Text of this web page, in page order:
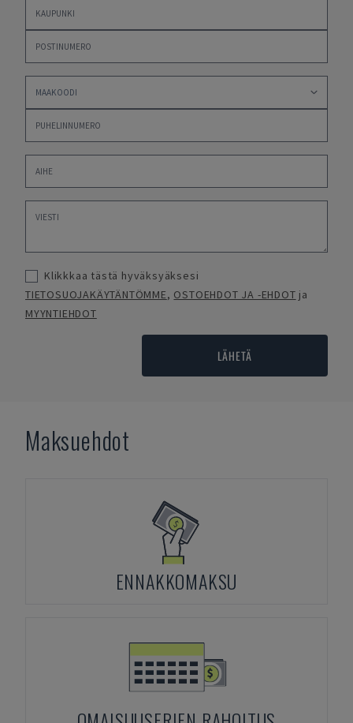
Klikkkaa tästä hyväksyäksesi
TIETOSUOJAKÄYTÄNTÖMME, OSTOEHDOT JA -EHDOT ja
MYYNTIEHDOT
LÄHETÄ
Maksuehdot
ENNAKKOMAKSU